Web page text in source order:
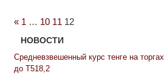
«Previous
Posts
1 … 10 11 12
НОВОСТИ
Средневзвешенный курс тенге на
до Т518,2